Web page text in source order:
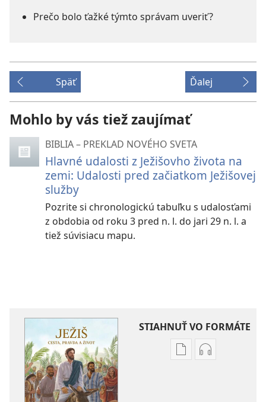
Prečo bolo ťažké týmto správam uveriť?
Späť Ďalej
Mohlo by vás tiež zaujímať
BIBLIA – PREKLAD NOVÉHO SVETA
Hlavné udalosti z Ježišovho života na
zemi: Udalosti pred začiatkom Ježišovej
služby
Pozrite si chronologickú tabuľku s udalosťami
z obdobia od roku 3 pred n. l. do jari 29 n. l. a
tiež súvisiacu mapu.
STIAHNUŤ VO FORMÁTE
MožnostiMožnosti